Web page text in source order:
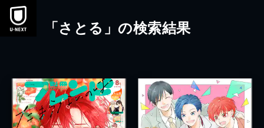
本文へスキップ
「さとる」の検索結果